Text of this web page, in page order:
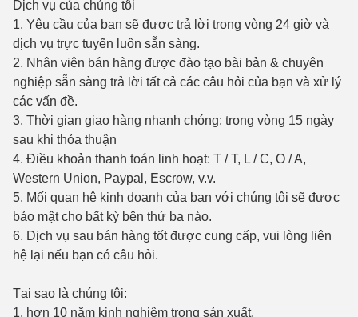
Dịch vụ của chúng tôi
1. Yêu cầu của bạn sẽ được trả lời trong vòng 24 giờ và
dịch vụ trực tuyến luôn sẵn sàng.
2. Nhân viên bán hàng được đào tạo bài bản & chuyên
nghiệp sẵn sàng trả lời tất cả các câu hỏi của bạn và xử lý
các vấn đề.
3. Thời gian giao hàng nhanh chóng: trong vòng 15 ngày
sau khi thỏa thuận
4. Điều khoản thanh toán linh hoạt: T / T, L / C, O / A,
Western Union, Paypal, Escrow, v.v.
5. Mối quan hệ kinh doanh của bạn với chúng tôi sẽ được
bảo mật cho bất kỳ bên thứ ba nào.
6. Dịch vụ sau bán hàng tốt được cung cấp, vui lòng liên
hệ lại nếu bạn có câu hỏi.
Tại sao là chúng tôi:
1. hơn 10 năm kinh nghiệm trong sản xuất.